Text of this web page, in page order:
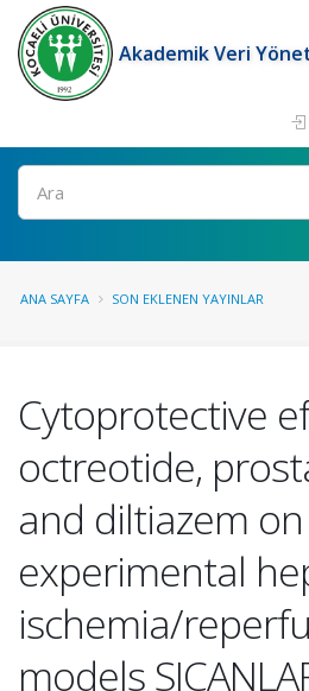
Akademik Veri
Ara
ANA SAYFA SON EKLENEN YAYINLAR
Cytoprotective
octreotide,
and diltiazem on
experimental
ischemia/
models